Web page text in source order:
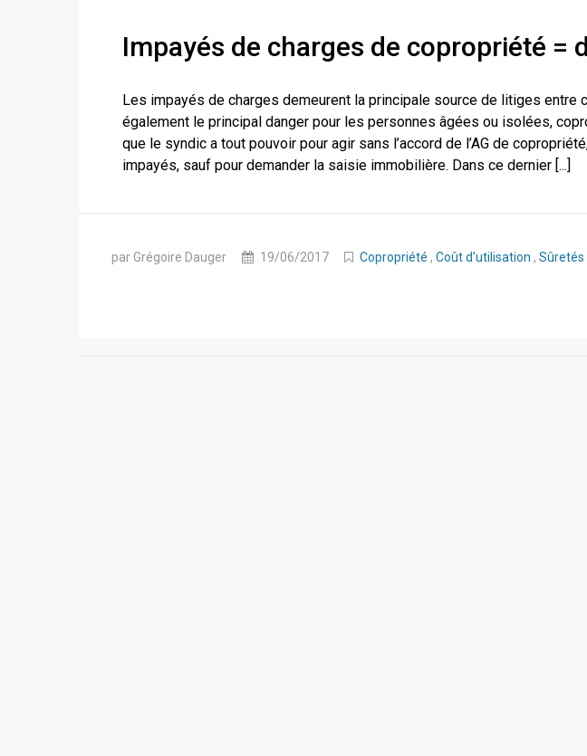
Impayés de charges de copropriété =
Les impayés de charges demeurent la principale source de litiges entre
également le principal danger pour les personnes âgées ou isolées,
que le syndic a tout pouvoir pour agir sans l’accord de l’AG de
impayés, sauf pour demander la saisie immobilière. Dans ce dernier [...]
par Grégoire Dauger 19/06/2017 Copropriété , Coût d'utilisation , Sûretés